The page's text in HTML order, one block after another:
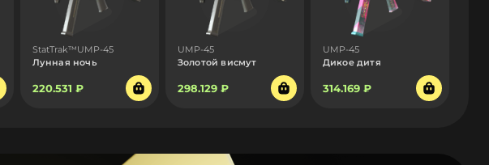
StatTrak™UMP-45
Лунная ночь
220.531 ₽
UMP-45
Золотой висмут
298.129 ₽
UMP-45
Дикое дитя
314.169 ₽